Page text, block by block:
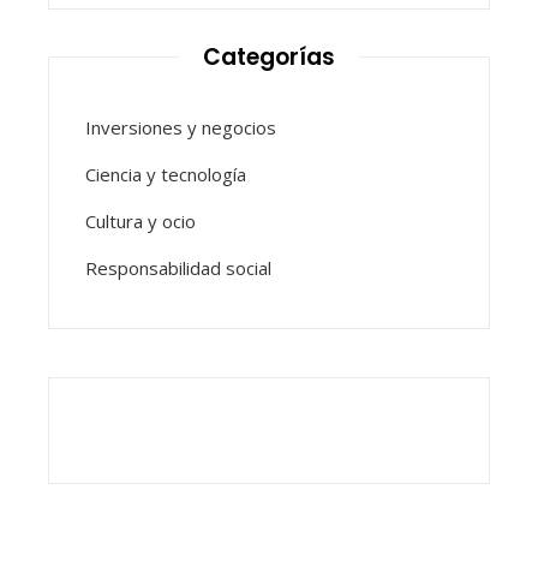
Categorías
Inversiones y negocios
Ciencia y tecnología
Cultura y ocio
Responsabilidad social